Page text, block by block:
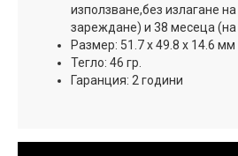
използване,без излагане
зареждане) и 38 месеца (на
Размер: 51.7 х 49.8 х 14.6 мм
Тегло: 46 гр.
Гаранция: 2 години